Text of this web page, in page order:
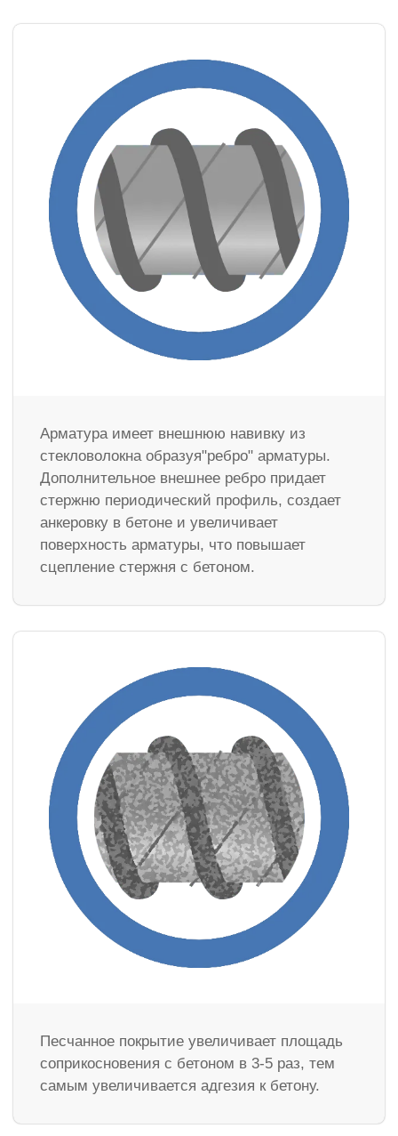
Арматура имеет внешнюю навивку из
стекловолокна образуя"ребро" арматуры.
Дополнительное внешнее ребро придает
стержню периодический профиль, создает
анкеровку в бетоне и увеличивает
поверхность арматуры, что повышает
сцепление стержня с бетоном.
Песчанное покрытие увеличивает площадь
соприкосновения с бетоном в 3-5 раз, тем
самым увеличивается адгезия к бетону.